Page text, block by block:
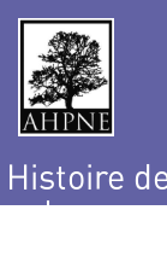
Histoire
nature